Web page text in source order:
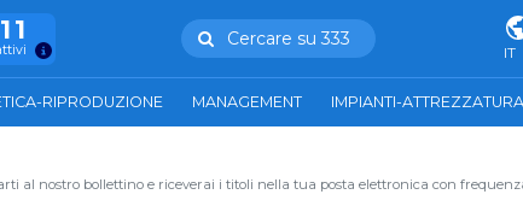
Cercare su 333
IT
RIPRODUZIONE MANAGEMENT IMPIANTI-ATTREZZATURA
al nostro bollettino e riceverai i titoli nella tua posta elettronica con